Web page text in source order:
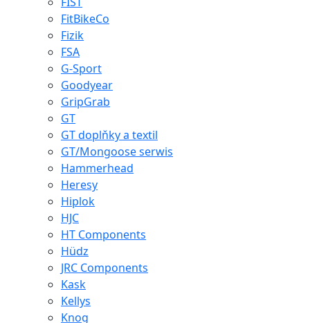
FitBikeCo
Fizik
FSA
G-Sport
Goodyear
GripGrab
GT
GT doplňky a textil
GT/Mongoose serwis
Hammerhead
Heresy
Hiplok
HJC
HT Components
Hüdz
JRC Components
Kask
Kellys
Knog